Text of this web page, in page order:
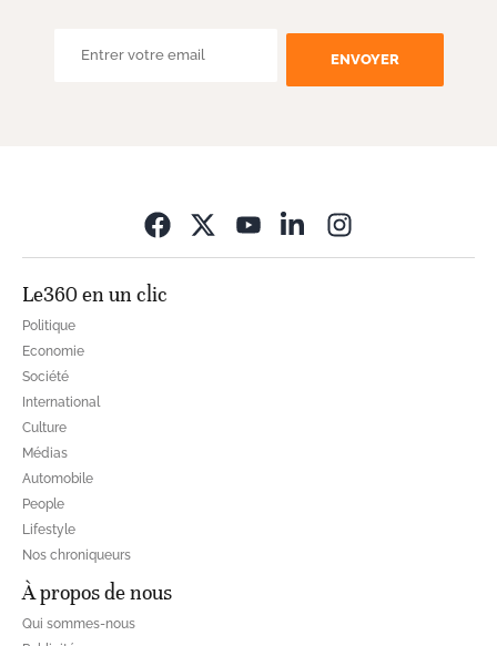
ENVOYER
Le360 en un clic
Politique
Economie
Société
International
Culture
Médias
Automobile
People
Lifestyle
Nos chroniqueurs
À propos de nous
Qui sommes-nous